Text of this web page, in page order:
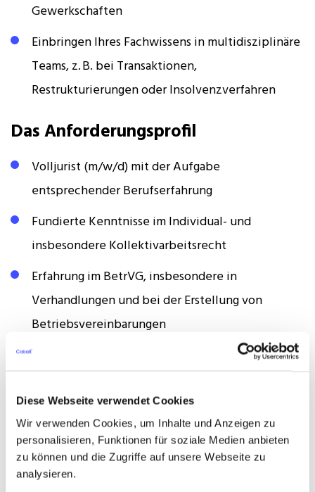
Diese Webseite verwendet Cookies
Wir verwenden Cookies, um Inhalte und Anzeigen zu
personalisieren, Funktionen für soziale Medien anbieten
zu können und die Zugriffe auf unsere Webseite zu
analysieren.
Gewerkschaften
Einbringen Ihres Fachwissens in multidisziplinäre
Teams, z. B. bei Transaktionen,
Restrukturierungen oder Insolvenzverfahren
Das Anforderungsprofil
Volljurist (m/w/d) mit der Aufgabe
entsprechender Berufserfahrung
Fundierte Kenntnisse im Individual- und
insbesondere Kollektivarbeitsrecht
Erfahrung im BetrVG, insbesondere in
Verhandlungen und bei der Erstellung von
Betriebsvereinbarungen
Analytische Fähigkeiten und sicheres Erfassen
Selbstständige, strukturierte Arbeitsweise und
unternehmerisches Denken
Pragmatismus, Leidenschaft für Ihre Arbeit und